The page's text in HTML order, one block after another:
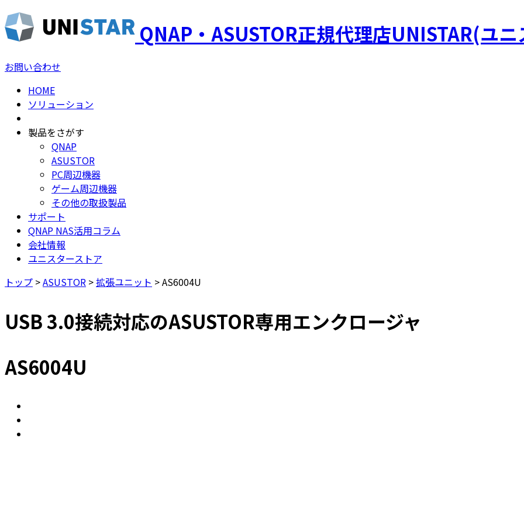
QNAP・ASUSTOR正規代理店UNISTAR(ユ
お問い合わせ
HOME
ソリューション
製品をさがす
QNAP
ASUSTOR
PC周辺機器
ゲーム周辺機器
その他の取扱製品
サポート
QNAP NAS活用コラム
会社情報
ユニスターストア
トップ >ASUSTOR >拡張ユニット >AS6004U
USB 3.0接続対応のASUSTOR専用エンクロージャ
AS6004U